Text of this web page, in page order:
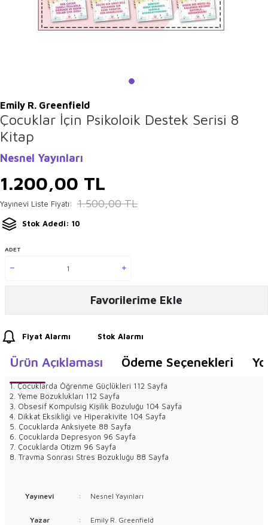
Emily R. Greenfield
Çocuklar İçin Psikoloik Destek Serisi 8
Kitap
Nesnel Yayınları
1.200,00 TL
Yayınevi Liste Fiyatı: 1.500,00TL
Stok Adedi: 10
ADET
Favorilerime Ekle
Fiyat Alarmı Stok Alarmı
Ürün Açıklaması Ödeme Seçenekleri
1. Çocuklarda Öğrenme Güçlükleri 112 Sayfa
2. Yeme Bozuklukları 112 Sayfa
3. Obsesif Kompulsig Kişilik Bozuluğu 104 Sayfa
4. Dikkat Eksikliği ve Hiperakivite 104 Sayfa
5. Çocuklarda Anksiyete 88 Sayfa
6. Çocuklarda Depresyon 96 Sayfa
7. Çocuklarda Otizm 96 Sayfa
8. Travma Sonrası Stres Bozukluğu 88 Sayfa
Yayınevi : Nesnel Yayınları
Yazar : Emily R. Greenfield